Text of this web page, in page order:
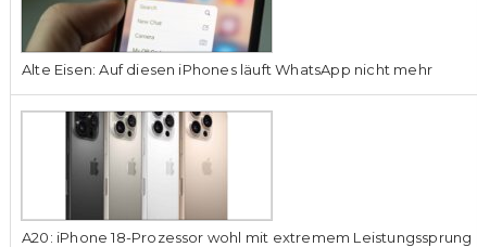
Alte Eisen: Auf diesen iPhones läuft WhatsApp nicht mehr
A20: iPhone 18-Prozessor wohl mit extremem Leistungssprung